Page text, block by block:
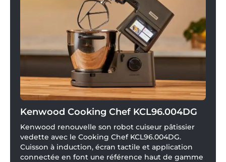
Kenwood Cooking Chef KCL96.004DG
Kenwood renouvelle son robot cuiseur pâtissier
vedette avec le Cooking Chef KCL96.004DG.
Cuisson à induction, écran tactile et application
connectée en font une référence haut de gamme